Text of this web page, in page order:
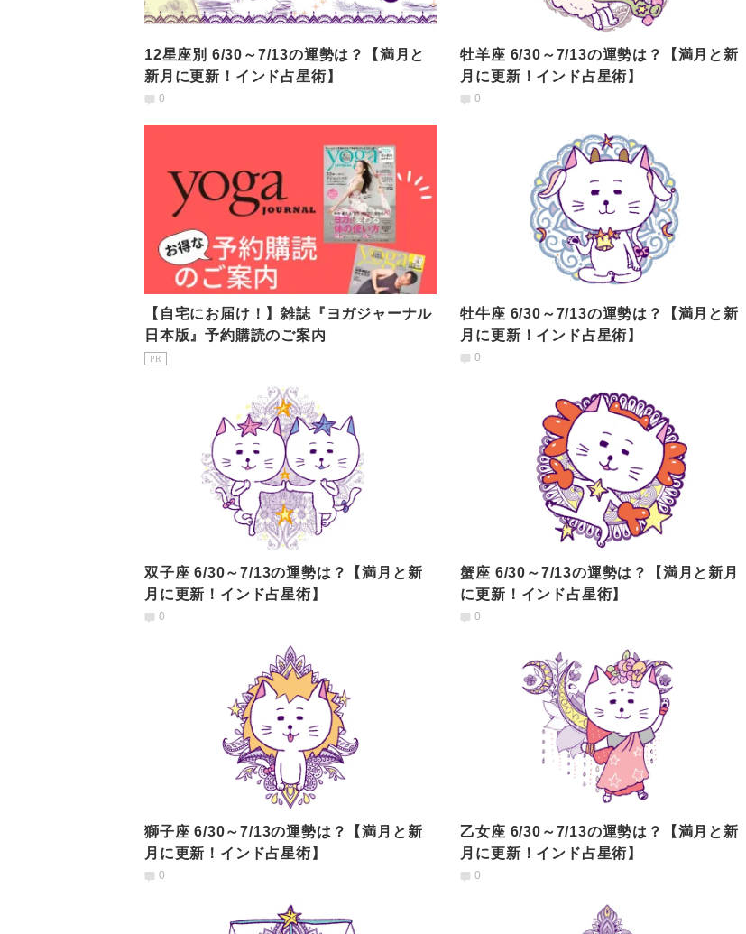
12星座別 6/30～7/13の運勢は？【満月と
新月に更新！インド占星術】
0
牡羊座 6/30～7/13の運勢は？【満月と新
月に更新！インド占星術】
0
【自宅にお届け！】雑誌『ヨガジャーナル
日本版』予約購読のご案内
PR
牡牛座 6/30～7/13の運勢は？【満月と新
月に更新！インド占星術】
0
双子座 6/30～7/13の運勢は？【満月と新
月に更新！インド占星術】
0
蟹座 6/30～7/13の運勢は？【満月と新月
に更新！インド占星術】
0
獅子座 6/30～7/13の運勢は？【満月と新
月に更新！インド占星術】
0
乙女座 6/30～7/13の運勢は？【満月と新
月に更新！インド占星術】
0